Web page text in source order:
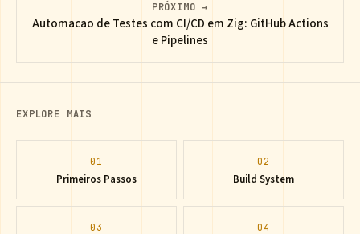
PRÓXIMO →
Automacao de Testes com CI/CD em Zig: GitHub Actions
e Pipelines
EXPLORE MAIS
01
Primeiros Passos
02
Build System
03 04